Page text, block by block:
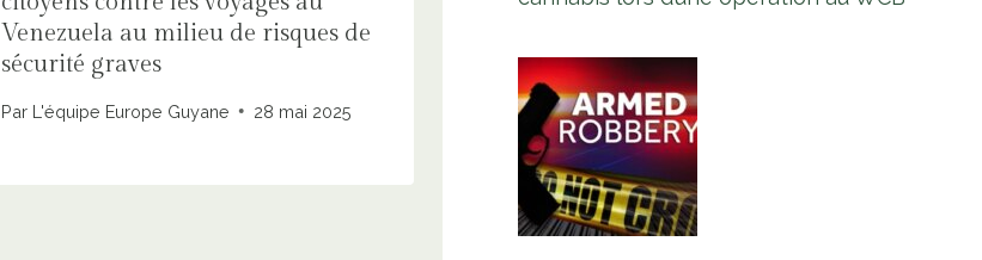
Venezuela au milieu de risques de
sécurité graves
Par L'équipe Europe Guyane 28 mai 2025